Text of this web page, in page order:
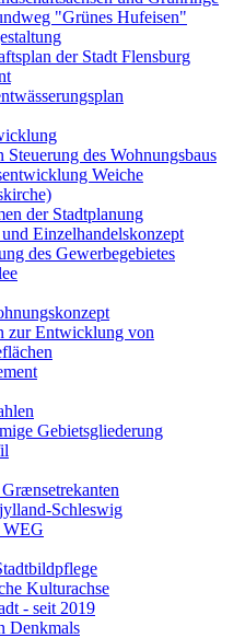
"Grünes Hufeisen"
der Stadt Flensburg
des Wohnungsbaus
Weiche
der Stadtplanung
Einzelhandelskonzept
des Gewerbegebietes
zur Entwicklung von
Gebietsgliederung
Schleswig
WEG
Kulturachse
- seit 2019
Denkmals